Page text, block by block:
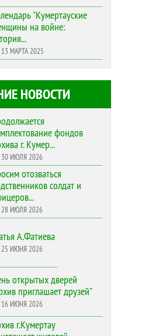
"Кумертауские
на войне:
13 МАРТА 2025
НОВОСТИ
фондов
г. Кумер...
30 ИЮЛЯ 2026
отозваться
солдат и
28 ИЮЛЯ 2026
А.Фатиева
25 ИЮНЯ 2026
открытых дверей
приглашает друзей"
16 ИЮНЯ 2026
г.Кумертау